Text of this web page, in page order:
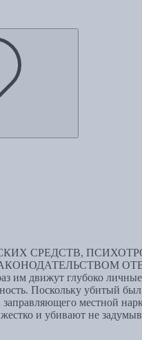
СРЕДСТВ,
им движут глубоко
Поскольку убитый
местной
и убивают не